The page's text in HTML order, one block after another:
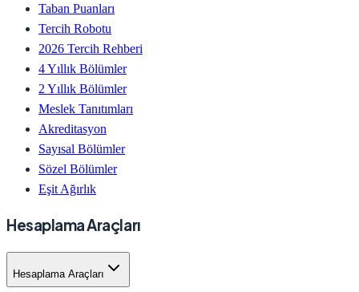
Taban Puanları
Tercih Robotu
2026 Tercih Rehberi
4 Yıllık Bölümler
2 Yıllık Bölümler
Meslek Tanıtımları
Akreditasyon
Sayısal Bölümler
Sözel Bölümler
Eşit Ağırlık
Hesaplama Araçları
Hesaplama Araçları